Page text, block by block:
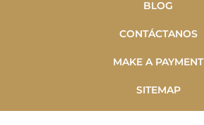
BLOG
CONTÁCTANOS
MAKE A PAYMENT
SITEMAP